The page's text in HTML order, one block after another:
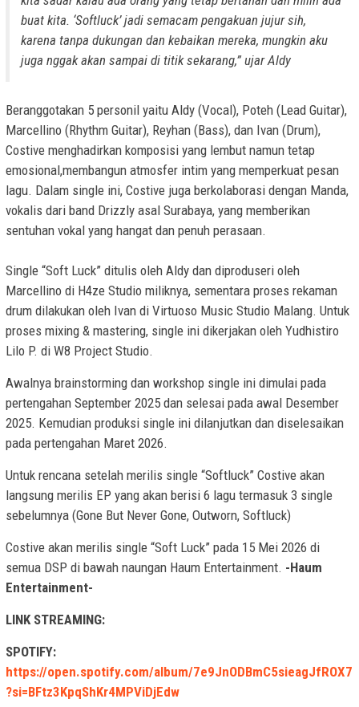
buat kita. ‘Softluck’ jadi semacam pengakuan jujur sih,
karena tanpa dukungan dan kebaikan mereka, mungkin aku
juga nggak akan sampai di titik sekarang,” ujar Aldy
Beranggotakan 5 personil yaitu Aldy (Vocal), Poteh (Lead Guitar),
Marcellino (Rhythm Guitar), Reyhan (Bass), dan Ivan (Drum),
Costive menghadirkan komposisi yang lembut namun tetap
emosional,membangun atmosfer intim yang memperkuat pesan
lagu. Dalam single ini, Costive juga berkolaborasi dengan Manda,
vokalis dari band Drizzly asal Surabaya, yang memberikan
sentuhan vokal yang hangat dan penuh perasaan.
Single “Soft Luck” ditulis oleh Aldy dan diproduseri oleh
Marcellino di H4ze Studio miliknya, sementara proses rekaman
drum dilakukan oleh Ivan di Virtuoso Music Studio Malang. Untuk
proses mixing & mastering, single ini dikerjakan oleh Yudhistiro
Lilo P. di W8 Project Studio.
Awalnya brainstorming dan workshop single ini dimulai pada
pertengahan September 2025 dan selesai pada awal Desember
2025. Kemudian produksi single ini dilanjutkan dan diselesaikan
pada pertengahan Maret 2026.
Untuk rencana setelah merilis single “Softluck” Costive akan
langsung merilis EP yang akan berisi 6 lagu termasuk 3 single
sebelumnya (Gone But Never Gone, Outworn, Softluck)
Costive akan merilis single “Soft Luck” pada 15 Mei 2026 di
semua DSP di bawah naungan Haum Entertainment. -Haum
Entertainment-
LINK STREAMING:
SPOTIFY:
https://open.spotify.com/album/7e9JnODBmC5sieagJfROX7
?si=BFtz3KpqShKr4MPViDjEdw